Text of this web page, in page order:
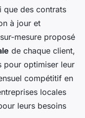
que des contrats
à jour et
mesure proposé
de chaque client,
pour optimiser leur
compétitif en
locales
leurs besoins